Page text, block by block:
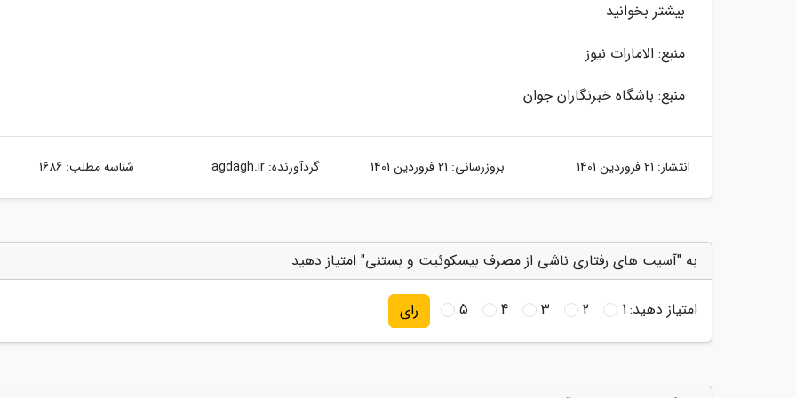
بیشتر بخوانید
منبع: الامارات نیوز
منبع: باشگاه خبرنگاران جوان
انتشار: 21 فروردین 1401 بروزرسانی: 21 فروردین 1401 گردآورنده:agdagh.ir شناسه مطلب: 1686
به "آسیب های رفتاری ناشی از مصرف بیسکوئیت و بستنی" امتیاز دهید
امتیاز دهید:1
2
3
4
5 رای